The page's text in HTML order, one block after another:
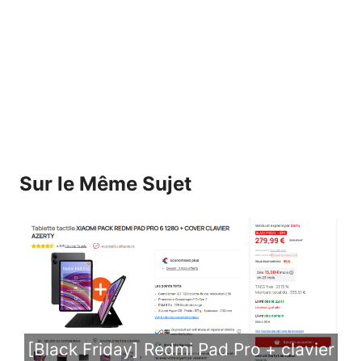
Sur le Même Sujet
[Black Friday] Redmi Pad Pro + clavier